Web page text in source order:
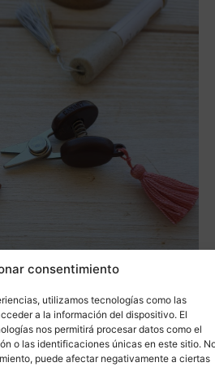
consentimiento
utilizamos tecnologías como las
a la información del dispositivo. El
nos permitirá procesar datos como el
o las identificaciones únicas en este sitio.
puede afectar negativamente a ciertas
Saber más